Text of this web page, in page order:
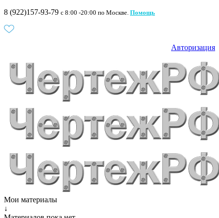
8 (922)157-93-79 c 8:00 -20:00 по Москве. Помощь
Авторизация
Мои материалы
↓